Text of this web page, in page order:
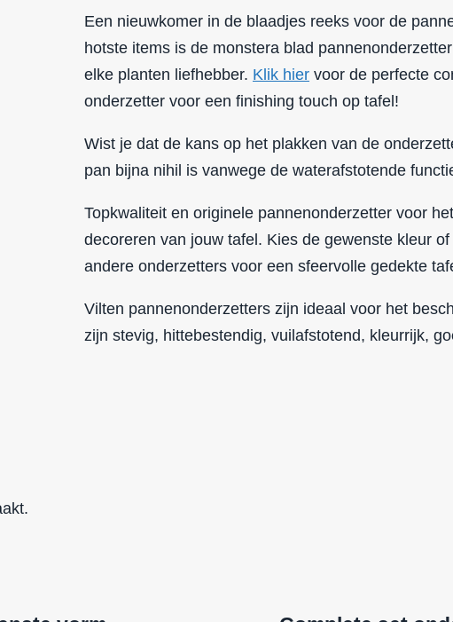
Een nieuwkomer in de blaadjes reeks voor de
hotste items is de monstera blad
elke planten liefhebber. Klik hier voor de perfecte
onderzetter voor een finishing touch op tafel!
Wist je dat de kans op het plakken van de
pan bijna nihil is vanwege de waterafstotende
Topkwaliteit en originele pannenonderzetter voor
decoreren van jouw tafel. Kies de gewenste kleur
andere onderzetters voor een sfeervolle gedekte
Vilten pannenonderzetters zijn ideaal voor het
zijn stevig, hittebestendig, vuilafstotend, kleurrijk,